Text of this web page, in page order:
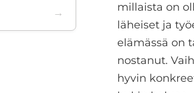
millaista on
läheiset ja
elämässä on
nostanut.
hyvin